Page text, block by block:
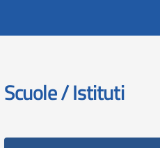
elenco degli
Scuole / Istituti